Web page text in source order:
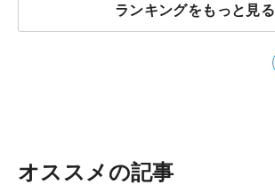
ランキングをもっと見る
オススメの記事